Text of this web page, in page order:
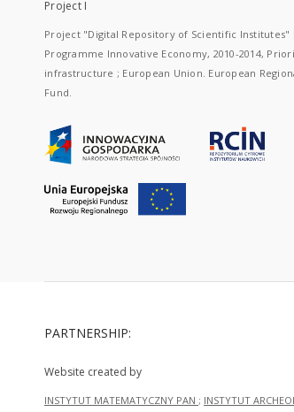
Project I
Project "Digital Repository of Scientific Institutes"
Programme Innovative Economy, 2010-2014,
infrastructure ; European Union. European
Fund.
PARTNERSHIP:
Website created by
INSTYTUT MATEMATYCZNY PAN ; INSTYTUT